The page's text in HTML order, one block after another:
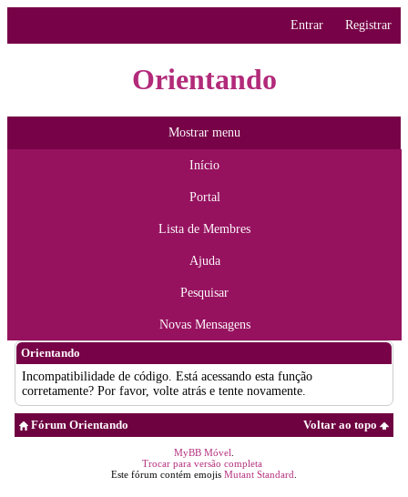
Entrar Registrar
Orientando
Mostrar menu
Início
Portal
Lista de Membres
Ajuda
Pesquisar
Novas Mensagens
Orientando
Incompatibilidade de código. Está acessando esta função
corretamente? Por favor, volte atrás e tente novamente.
Voltar ao topo
Fórum Orientando
MyBB Móvel
Trocar para versão completa
Este fórum contém emojis Mutant Standard